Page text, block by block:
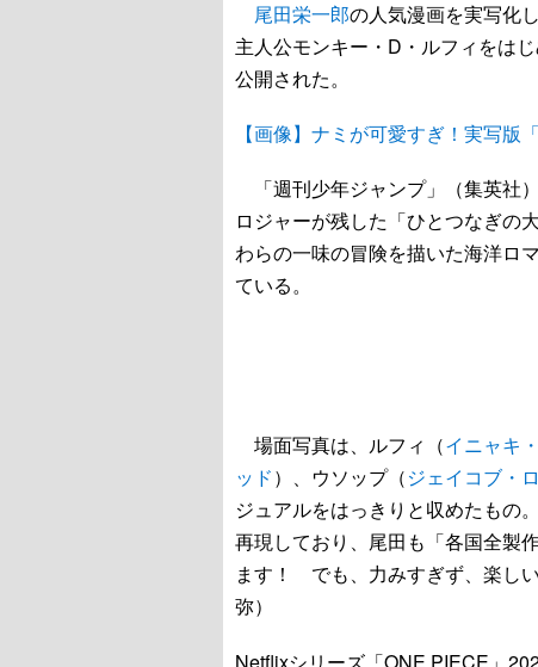
尾田栄一郎の人気漫画を実写化
主人公モンキー・D・ルフィをは
公開された。
【画像】ナミが可愛すぎ！実写
「週刊少年ジャンプ」（集英社
ロジャーが残した「ひとつなぎの
わらの一味の冒険を描いた海洋ロ
ている。
場面写真は、ルフィ（イニャキ
ッド）、ウソップ（ジェイコブ・
ジュアルをはっきりと収めたもの
再現しており、尾田も「各国全製
ます！ でも、力みすぎず、楽し
弥）
Netflixシリーズ「ONE PIECE」